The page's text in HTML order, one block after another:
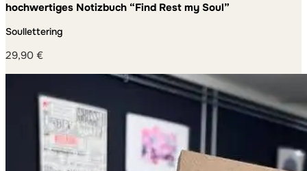
hochwertiges Notizbuch “Find Rest my Soul”
Soullettering
29,90 €